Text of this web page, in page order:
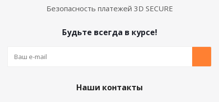
Безопасность платежей 3D SECURE
Будьте всегда в курсе!
Наши контакты